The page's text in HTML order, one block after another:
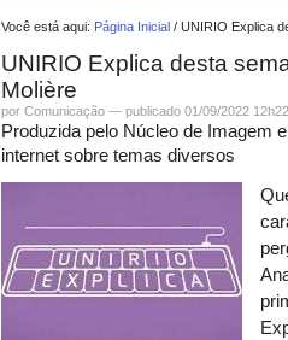
Você está aqui: Página Inicial /UNIRIO Explica
UNIRIO Explica desta
Molière
porComunicação —publicado 01/09/2022
Produzida pelo Núcleo de Imagem
internet sobre temas diversos